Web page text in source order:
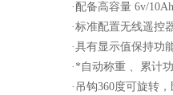
·配备高容量 6v/
·标准配置无线遥控
·具有显示值保持功
·*自动称重 、累计
·吊钩360度可旋转